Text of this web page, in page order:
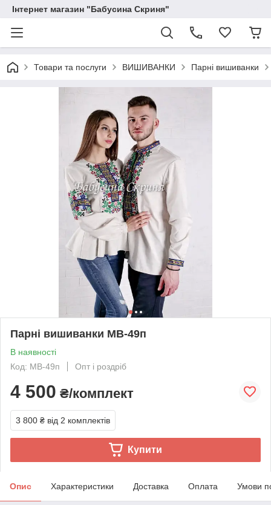
Інтернет магазин "Бабусина Скриня"
Товари та послуги ВИШИВАНКИ Парні вишиванки
Парні вишиванки МВ-49п
В наявності
Код: МВ-49п
Опт і роздріб
4 500 ₴/комплект
3 800 ₴ від 2 комплектів
Купити
Опис Характеристики Доставка Оплата Умови